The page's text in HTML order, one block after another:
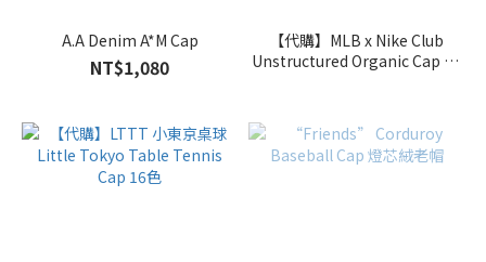
A.A Denim A*M Cap
NT$1,080
【代購】MLB x Nike Club
Unstructured Organic Cap 11